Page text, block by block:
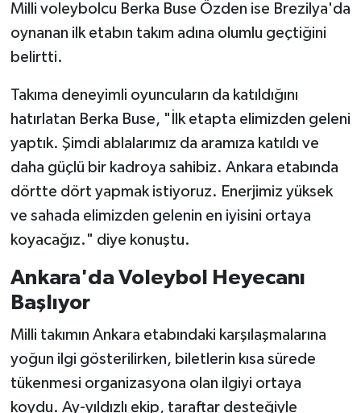
Milli voleybolcu Berka Buse Özden ise Brezilya'da
oynanan ilk etabın takım adına olumlu geçtiğini
belirtti.
Takıma deneyimli oyuncuların da katıldığını
hatırlatan Berka Buse, "İlk etapta elimizden geleni
yaptık. Şimdi ablalarımız da aramıza katıldı ve
daha güçlü bir kadroya sahibiz. Ankara etabında
dörtte dört yapmak istiyoruz. Enerjimiz yüksek
ve sahada elimizden gelenin en iyisini ortaya
koyacağız." diye konuştu.
Ankara'da Voleybol Heyecanı
Başlıyor
Milli takımın Ankara etabındaki karşılaşmalarına
yoğun ilgi gösterilirken, biletlerin kısa sürede
tükenmesi organizasyona olan ilgiyi ortaya
koydu. Ay-yıldızlı ekip, taraftar desteğiyle